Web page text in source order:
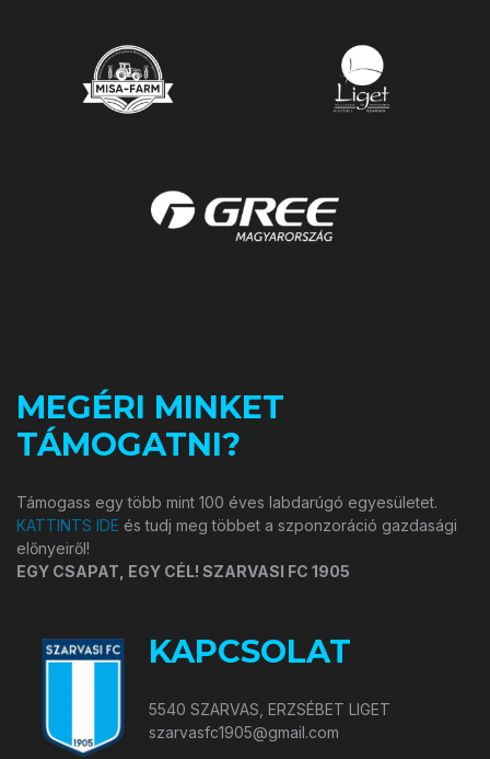
MEGÉRI MINKET
TÁMOGATNI?
Támogass egy több mint 100 éves labdarúgó egyesületet.
KATTINTS IDE és tudj meg többet a szponzoráció gazdasági
előnyeiről!
EGY CSAPAT, EGY CÉL! SZARVASI FC 1905
KAPCSOLAT
5540 SZARVAS, ERZSÉBET LIGET
szarvasfc1905@gmail.com